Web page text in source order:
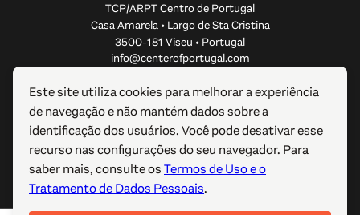
TCP/ARPT Centro de Portugal
Casa Amarela • Largo de Sta Cristina
3500-181 Viseu • Portugal
info@centerofportugal.com
SOBRE ESTE WEBSITE
LIGAÇÕES ÚTEIS
SIGA-NOS
Este site utiliza cookies para melhorar a experiência
de navegação e não mantém dados sobre a
identificação dos usuários. Você pode desativar esse
recurso nas configurações do seu navegador. Para
saber mais, consulte osTermos de Uso e o
Tratamento de Dados Pessoais.